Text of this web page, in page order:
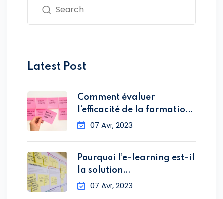
Latest Post
Comment évaluer
l’efficacité de la formation
en 07 Avr, 2023
Pourquoi l’e-learning est-il
la solution
d’apprentissage pour
07 Avr, 2023